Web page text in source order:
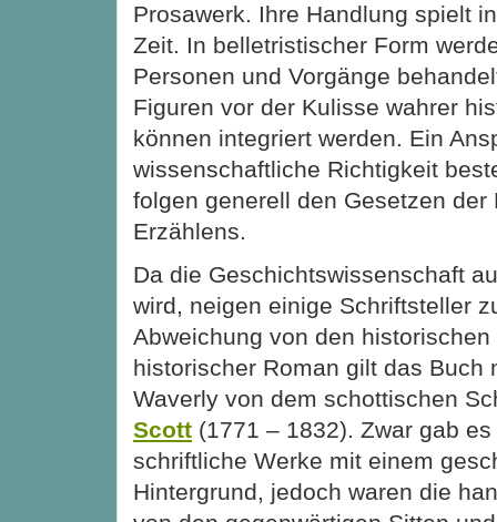
Prosawerk. Ihre Handlung spielt
Zeit. In belletristischer Form
Personen und Vorgänge
Figuren vor der Kulisse wahrer
können integriert werden. Ein
wissenschaftliche Richtigkeit
folgen generell den Gesetzen der
Erzählens.
Da die Geschichtswissenschaft
wird, neigen einige Schriftsteller
Abweichung von den
historischer Roman gilt das Buch
Waverly von dem schottischen
Scott (1771 – 1832). Zwar gab
schriftliche Werke mit einem
Hintergrund, jedoch waren die